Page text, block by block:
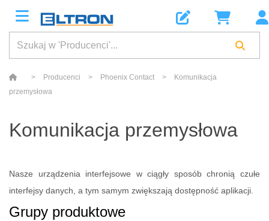
> Producenci > Phoenix Contact >
Komunikacja
przemysłowa
Komunikacja przemysłowa
Nasze urządzenia interfejsowe w ciągły sposób chronią czułe
interfejsy danych, a tym samym zwiększają dostępność aplikacji.
Grupy produktowe